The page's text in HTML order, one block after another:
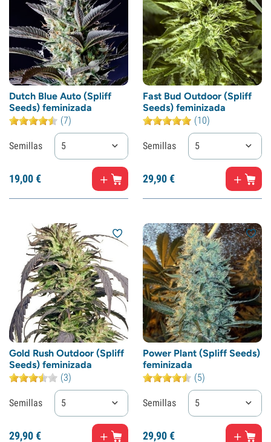
Dutch Blue Auto (Spliff
Seeds) feminizada
(7)
Semillas 5
19,00€
Fast Bud Outdoor (Spliff
Seeds) feminizada
(10)
Semillas 5
29,90€
Gold Rush Outdoor (Spliff
Seeds) feminizada
(3)
Semillas 5
29,90€
Power Plant (Spliff Seeds)
feminizada
(5)
Semillas 5
29,90€